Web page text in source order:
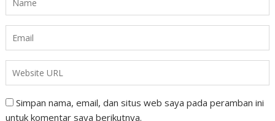
Simpan nama, email, dan situs web saya pada peramban ini
untuk komentar saya berikutnya.